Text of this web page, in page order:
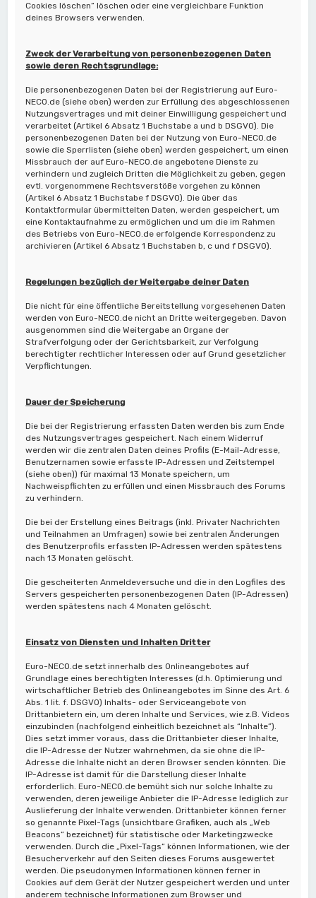
Cookies löschen” löschen oder eine vergleichbare Funktion
deines Browsers verwenden.
Zweck der Verarbeitung von personenbezogenen Daten
sowie deren Rechtsgrundlage:
Die personenbezogenen Daten bei der Registrierung auf Euro-
NECO.de (siehe oben) werden zur Erfüllung des abgeschlossenen
Nutzungsvertrages und mit deiner Einwilligung gespeichert und
verarbeitet (Artikel 6 Absatz 1 Buchstabe a und b DSGVO). Die
personenbezogenen Daten bei der Nutzung von Euro-NECO.de
sowie die Sperrlisten (siehe oben) werden gespeichert, um einen
Missbrauch der auf Euro-NECO.de angebotene Dienste zu
verhindern und zugleich Dritten die Möglichkeit zu geben, gegen
evtl. vorgenommene Rechtsverstöße vorgehen zu können
(Artikel 6 Absatz 1 Buchstabe f DSGVO). Die über das
Kontaktformular übermittelten Daten, werden gespeichert, um
eine Kontaktaufnahme zu ermöglichen und um die im Rahmen
des Betriebs von Euro-NECO.de erfolgende Korrespondenz zu
archivieren (Artikel 6 Absatz 1 Buchstaben b, c und f DSGVO).
Regelungen bezüglich der Weitergabe deiner Daten
Die nicht für eine öffentliche Bereitstellung vorgesehenen Daten
werden von Euro-NECO.de nicht an Dritte weitergegeben. Davon
ausgenommen sind die Weitergabe an Organe der
Strafverfolgung oder der Gerichtsbarkeit, zur Verfolgung
berechtigter rechtlicher Interessen oder auf Grund gesetzlicher
Verpflichtungen.
Dauer der Speicherung
Die bei der Registrierung erfassten Daten werden bis zum Ende
des Nutzungsvertrages gespeichert. Nach einem Widerruf
werden wir die zentralen Daten deines Profils (E-Mail-Adresse,
Benutzernamen sowie erfasste IP-Adressen und Zeitstempel
(siehe oben)) für maximal 13 Monate speichern, um
Nachweispflichten zu erfüllen und einen Missbrauch des Forums
zu verhindern.
Die bei der Erstellung eines Beitrags (inkl. Privater Nachrichten
und Teilnahmen an Umfragen) sowie bei zentralen Änderungen
des Benutzerprofils erfassten IP-Adressen werden spätestens
nach 13 Monaten gelöscht.
Die gescheiterten Anmeldeversuche und die in den Logfiles des
Servers gespeicherten personenbezogenen Daten (IP-Adressen)
werden spätestens nach 4 Monaten gelöscht.
Einsatz von Diensten und Inhalten Dritter
Euro-NECO.de setzt innerhalb des Onlineangebotes auf
Grundlage eines berechtigten Interesses (d.h. Optimierung und
wirtschaftlicher Betrieb des Onlineangebotes im Sinne des Art. 6
Abs. 1 lit. f. DSGVO) Inhalts- oder Serviceangebote von
Drittanbietern ein, um deren Inhalte und Services, wie z.B. Videos
einzubinden (nachfolgend einheitlich bezeichnet als “Inhalte”).
Dies setzt immer voraus, dass die Drittanbieter dieser Inhalte,
die IP-Adresse der Nutzer wahrnehmen, da sie ohne die IP-
Adresse die Inhalte nicht an deren Browser senden könnten. Die
IP-Adresse ist damit für die Darstellung dieser Inhalte
erforderlich. Euro-NECO.de bemüht sich nur solche Inhalte zu
verwenden, deren jeweilige Anbieter die IP-Adresse lediglich zur
Auslieferung der Inhalte verwenden. Drittanbieter können ferner
so genannte Pixel-Tags (unsichtbare Grafiken, auch als „Web
Beacons“ bezeichnet) für statistische oder Marketingzwecke
verwenden. Durch die „Pixel-Tags“ können Informationen, wie der
Besucherverkehr auf den Seiten dieses Forums ausgewertet
werden. Die pseudonymen Informationen können ferner in
Cookies auf dem Gerät der Nutzer gespeichert werden und unter
anderem technische Informationen zum Browser und